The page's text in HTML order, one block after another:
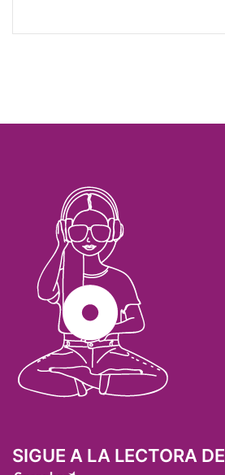
SIGUE A LA LECTORA